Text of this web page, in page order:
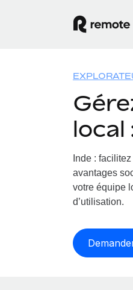
local
Inde :
avantages
votre équipe
d’utilisation.